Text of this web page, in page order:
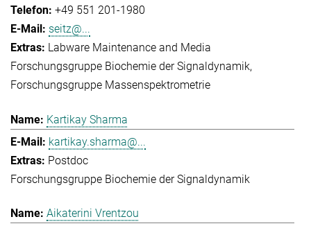
+49 551 201-1980
seitz@...
Labware Maintenance and Media
Forschungsgruppe Biochemie der Signaldynamik
Forschungsgruppe Massenspektrometrie
Kartikay Sharma
kartikay.sharma@...
Postdoc
Forschungsgruppe Biochemie der Signaldynamik
Aikaterini Vrentzou